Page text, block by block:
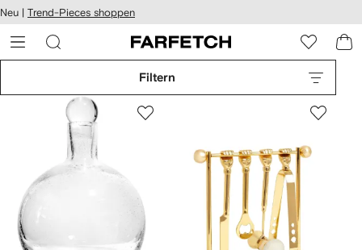
zum
Neu | Trend-Pieces shoppen
Filtern